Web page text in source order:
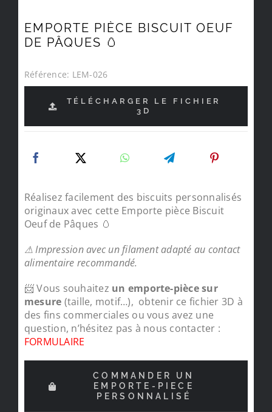
EMPORTE PIÈCE BISCUIT OEUF
DE PÂQUES 🥚
Référence: LEM-026
TÉLÉCHARGER LE FICHIER
3D
Réalisez facilement des biscuits personnalisés
originaux avec cette Emporte pièce Biscuit
Oeuf de Pâques 🥚
⚠ Impression avec un filament adapté au contact
alimentaire recommandé.
📨 Vous souhaitez un emporte-pièce sur
mesure (taille, motif…), obtenir ce fichier 3D à
des fins commerciales ou vous avez une
question, n’hésitez pas à nous contacter :
FORMULAIRE
COMMANDER UN
EMPORTE-PIECE
PERSONNALISÉ